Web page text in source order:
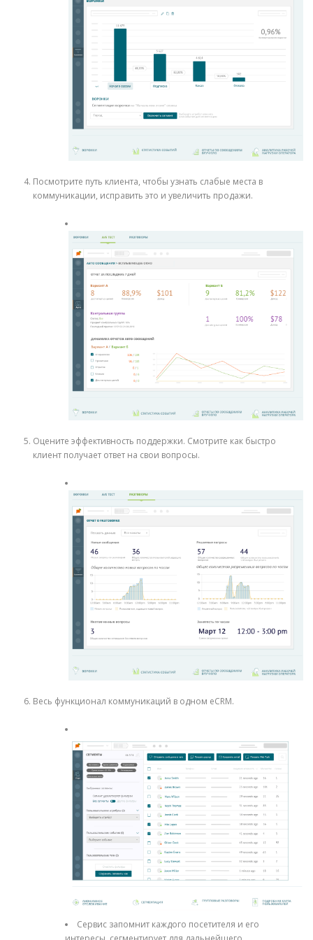
Посмотрите путь клиента, чтобы узнать слабые места в
коммуникации, исправить это и увеличить продажи.
Оцените эффективность поддержки. Смотрите как быстро
клиент получает ответ на свои вопросы.
Весь функционал коммуникаций в одном eCRM.
Сервис запомнит каждого посетителя и его